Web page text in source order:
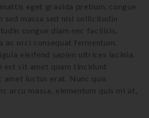
eget gravida pretium, congue
sed massa sed nisl sollicitudin
congue diam nec facilisis.
ac orci consequat fermentum.
eleifend sapien ultrices lacinia.
est sit amet quam tincidunt
amet luctus erat. Nunc quis
arcu massa, elementum quis mi at,